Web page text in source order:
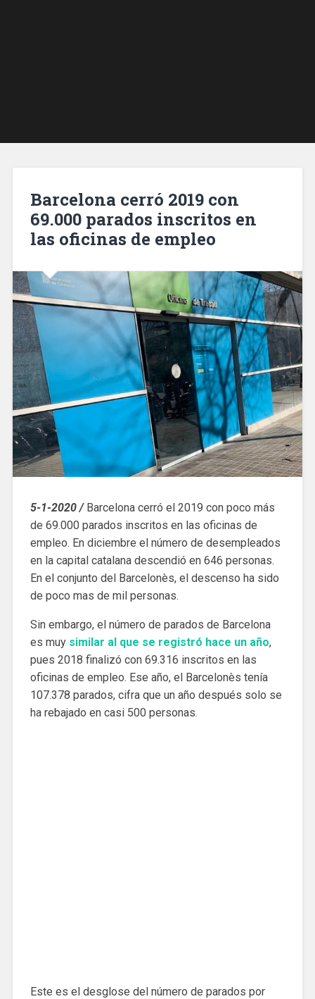
Barcelona cerró 2019 con
69.000 parados inscritos en
las oficinas de empleo
5-1-2020 / Barcelona cerró el 2019 con poco más
de 69.000 parados inscritos en las oficinas de
empleo. En diciembre el número de desempleados
en la capital catalana descendió en 646 personas.
En el conjunto del Barcelonès, el descenso ha sido
de poco mas de mil personas.
Sin embargo, el número de parados de Barcelona
es muy similar al que se registró hace un año,
pues 2018 finalizó con 69.316 inscritos en las
oficinas de empleo. Ese año, el Barcelonès tenía
107.378 parados, cifra que un año después solo se
ha rebajado en casi 500 personas.
Este es el desglose del número de parados por